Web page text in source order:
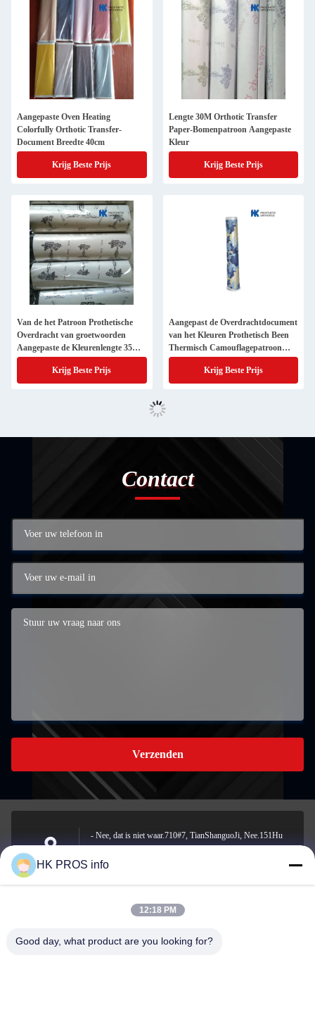
Aangepaste Oven Heating
Colorfully Orthotic Transfer-
Document Breedte 40cm
Krijg Beste Prijs
Lengte 30M Orthotic Transfer
Paper-Bomenpatroon Aangepaste
Kleur
Krijg Beste Prijs
Van de het Patroon Prothetische
Overdracht van groetwoorden
Aangepaste de Kleurenlengte 35M
Document
Krijg Beste Prijs
Aangepast de Overdrachtdocument
van het Kleuren Prothetisch Been
Thermisch Camouflagepatroon
40cm
Krijg Beste Prijs
Contact
Verzenden
Adres
- Nee, dat is niet waar.710#7, TianShanguoJi, Nee.151Hu
provincie
E-mail
info@chppros.com
HK PROS info
12:18 PM
Good day, what product are you looking for?